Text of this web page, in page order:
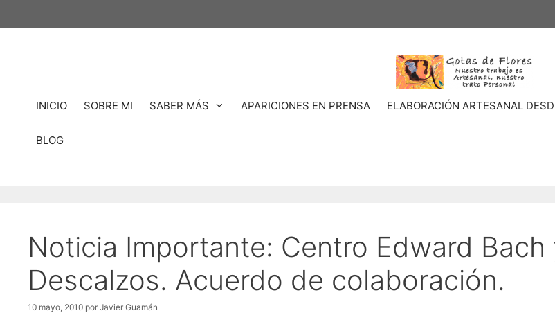
INICIO SOBRE MI SABER MÁS APARICIONES EN PRENSA ELABORACIÓN ARTESANAL
BLOG
Noticia Importante: Centro Edward
Descalzos. Acuerdo de colaboración.
10 mayo, 2010 por Javier Guamán